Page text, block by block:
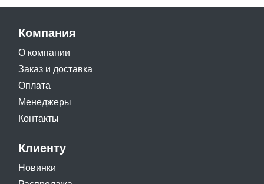
Компания
О компании
Заказ и доставка
Оплата
Менеджеры
Контакты
Клиенту
Новинки